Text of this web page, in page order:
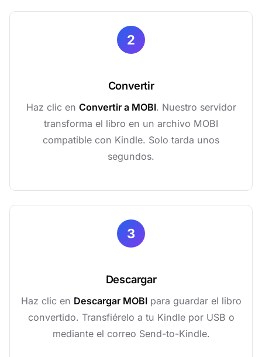
2
Convertir
Haz clic en Convertir a MOBI. Nuestro servidor
transforma el libro en un archivo MOBI
compatible con Kindle. Solo tarda unos
segundos.
3
Descargar
Haz clic en Descargar MOBIpara guardar el libro
convertido. Transfiérelo a tu Kindle por USB o
mediante el correo Send-to-Kindle.